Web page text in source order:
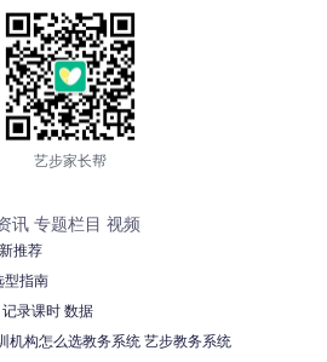
艺步家长帮
讯 专题栏目 视频
推荐
型指南
录课时 数据
机构怎么选教务系统 艺步教务系统